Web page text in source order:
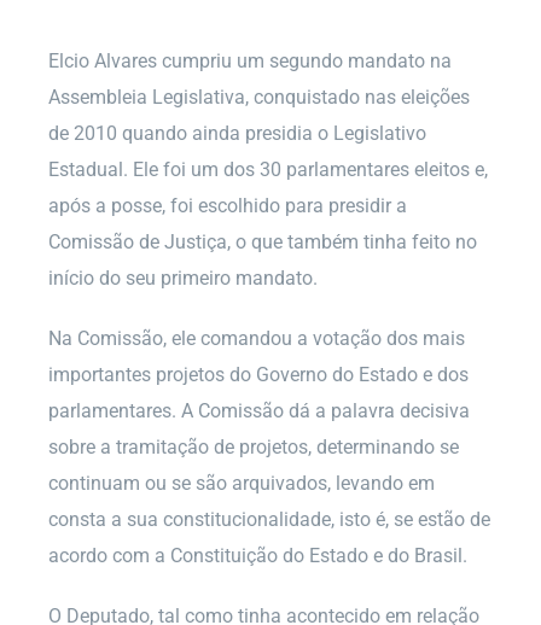
Elcio Alvares cumpriu um segundo mandato na
Assembleia Legislativa, conquistado nas eleições
de 2010 quando ainda presidia o Legislativo
Estadual. Ele foi um dos 30 parlamentares eleitos e,
após a posse, foi escolhido para presidir a
Comissão de Justiça, o que também tinha feito no
início do seu primeiro mandato.
Na Comissão, ele comandou a votação dos mais
importantes projetos do Governo do Estado e dos
parlamentares. A Comissão dá a palavra decisiva
sobre a tramitação de projetos, determinando se
continuam ou se são arquivados, levando em
consta a sua constitucionalidade, isto é, se estão de
acordo com a Constituição do Estado e do Brasil.
O Deputado, tal como tinha acontecido em relação